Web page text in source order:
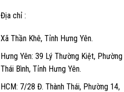
Địa chỉ :
Xã Thần Khê, Tỉnh Hưng Yên.
Hưng Yên: 39 Lý Thường Kiệt, Phường
Thái Bình, Tỉnh Hưng Yên.
HCM: 7/28 Đ. Thành Thái, Phường 14,